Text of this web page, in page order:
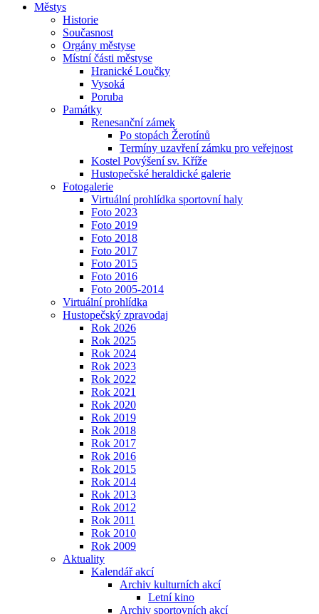
Městys
Historie
Současnost
Orgány městyse
Místní části městyse
Hranické Loučky
Vysoká
Poruba
Památky
Renesanční zámek
Po stopách Žerotínů
Termíny uzavření zámku pro veřejnost
Kostel Povýšení sv. Kříže
Hustopečské heraldické galerie
Fotogalerie
Virtuální prohlídka sportovní haly
Foto 2023
Foto 2019
Foto 2018
Foto 2017
Foto 2015
Foto 2016
Foto 2005-2014
Virtuální prohlídka
Hustopečský zpravodaj
Rok 2026
Rok 2025
Rok 2024
Rok 2023
Rok 2022
Rok 2021
Rok 2020
Rok 2019
Rok 2018
Rok 2017
Rok 2016
Rok 2015
Rok 2014
Rok 2013
Rok 2012
Rok 2011
Rok 2010
Rok 2009
Aktuality
Kalendář akcí
Archiv kulturních akcí
Letní kino
Archiv sportovních akcí